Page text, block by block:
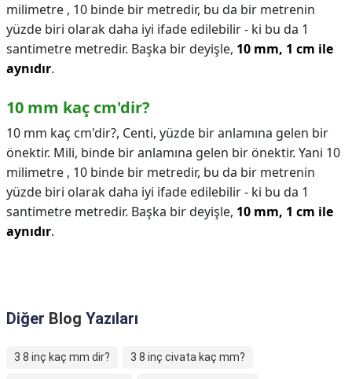
milimetre , 10 binde bir metredir, bu da bir metrenin
yüzde biri olarak daha iyi ifade edilebilir - ki bu da 1
santimetre metredir. Başka bir deyişle, 10 mm, 1 cm ile
aynıdır.
10 mm kaç cm'dir?
10 mm kaç cm'dir?, Centi, yüzde bir anlamına gelen bir
önektir. Mili, binde bir anlamına gelen bir önektir. Yani 10
milimetre , 10 binde bir metredir, bu da bir metrenin
yüzde biri olarak daha iyi ifade edilebilir - ki bu da 1
santimetre metredir. Başka bir deyişle, 10 mm, 1 cm ile
aynıdır.
Diğer Blog Yazıları
3 8 inç kaç mm dir? 3 8 inç civata kaç mm?